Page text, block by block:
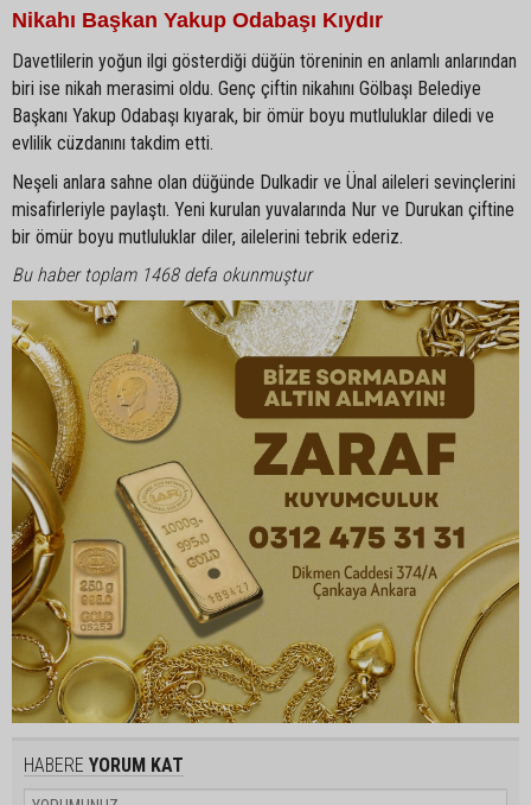
Nikahı Başkan Yakup Odabaşı Kıydır
Davetlilerin yoğun ilgi gösterdiği düğün töreninin en anlamlı anlarından
biri ise nikah merasimi oldu. Genç çiftin nikahını Gölbaşı Belediye
Başkanı Yakup Odabaşı kıyarak, bir ömür boyu mutluluklar diledi ve
evlilik cüzdanını takdim etti.
Neşeli anlara sahne olan düğünde Dulkadir ve Ünal aileleri sevinçlerini
misafirleriyle paylaştı. Yeni kurulan yuvalarında Nur ve Durukan çiftine
bir ömür boyu mutluluklar diler, ailelerini tebrik ederiz.
Bu haber toplam 1468 defa okunmuştur
HABERE YORUM KAT